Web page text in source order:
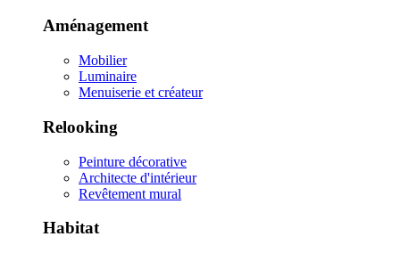
Aménagement
Mobilier
Luminaire
Menuiserie et créateur
Relooking
Peinture décorative
Architecte d'intérieur
Revêtement mural
Habitat